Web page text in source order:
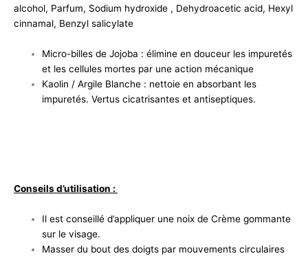
alcohol, Parfum, Sodium hydroxide , Dehydroacetic acid, Hexyl
cinnamal, Benzyl salicylate
Micro-billes de Jojoba : élimine en douceur les impuretés
et les cellules mortes par une action mécanique
Kaolin / Argile Blanche : nettoie en absorbant les
impuretés. Vertus cicatrisantes et antiseptiques.
Conseils d’utilisation :
Il est conseillé d’appliquer une noix de Crème gommante
sur le visage.
Masser du bout des doigts par mouvements circulaires